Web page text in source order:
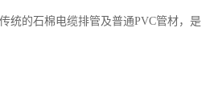
统的石棉电缆排管及普通PVC管材，是